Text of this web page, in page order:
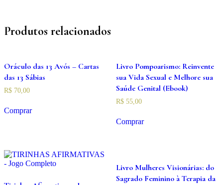
Produtos relacionados
Oráculo das 13 Avós – Cartas
das 13 Sábias
R$ 70,00
Comprar
Livro Pompoarismo: Reinvente
sua Vida Sexual e Melhore sua
Saúde Genital (Ebook)
R$55,00
Comprar
Livro Mulheres Visionárias: do
Sagrado Feminino à Terapia da